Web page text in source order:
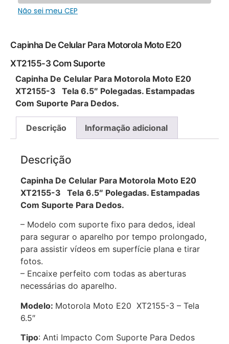
Capinha De Celular Para Motorola Moto E20
XT2155-3 Com Suporte
Capinha De Celular Para Motorola Moto E20
XT2155-3 Tela 6.5″ Polegadas. Estampadas
Com Suporte Para Dedos.
Descrição Informação adicional
Descrição
Capinha De Celular Para Motorola Moto E20
XT2155-3 Tela 6.5″ Polegadas. Estampadas
Com Suporte Para Dedos.
– Modelo com suporte fixo para dedos, ideal
para segurar o aparelho por tempo prolongado,
para assistir vídeos em superfície plana e tirar
fotos.
– Encaixe perfeito com todas as aberturas
necessárias do aparelho.
Modelo: Motorola Moto E20 XT2155-3 – Tela
6.5″
Tipo: Anti Impacto Com Suporte Para Dedos
Não sei meu CEP